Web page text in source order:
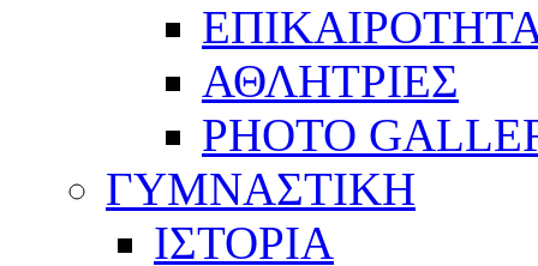
ΑΘΛΗΤΡΙΕΣ
PHOTO
ΓΥΜΝΑΣΤΙΚΗ
ΙΣΤΟΡΙΑ